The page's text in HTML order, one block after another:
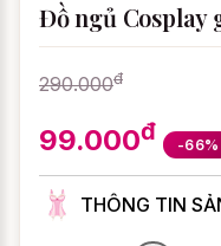
Đồ ngủ Cosplay
290.000đ
99.000đ -66%
THÔNG TIN